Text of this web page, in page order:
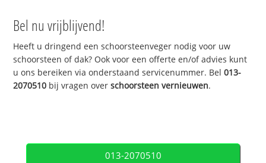
Bel nu vrijblijvend!
Heeft u dringend een schoorsteenveger nodig voor uw
schoorsteen of dak? Ook voor een offerte en/of advies kunt
u ons bereiken via onderstaand servicenummer. Bel013-
2070510 bij vragen overschoorsteen vernieuwen.
013-2070510